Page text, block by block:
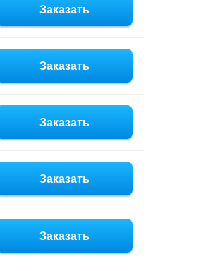
Заказать
Заказать
Заказать
Заказать
Заказать